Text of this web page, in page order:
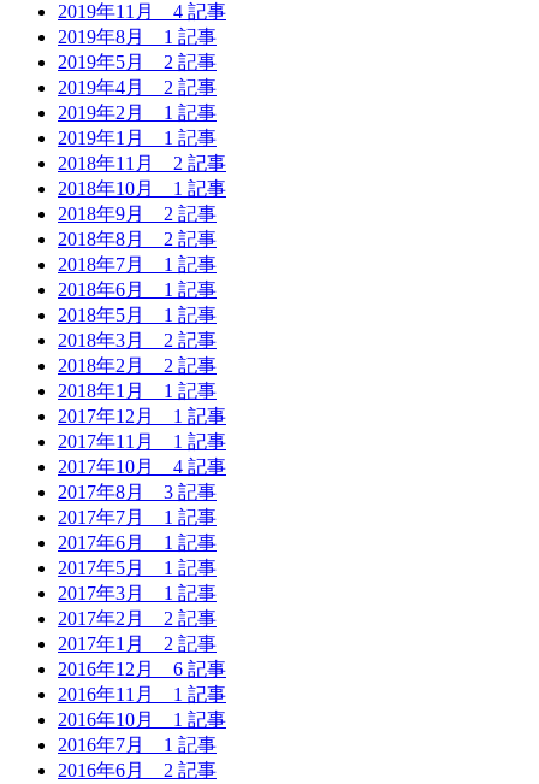
2019年11月 4 記事
2019年8月 1 記事
2019年5月 2 記事
2019年4月 2 記事
2019年2月 1 記事
2019年1月 1 記事
2018年11月 2 記事
2018年10月 1 記事
2018年9月 2 記事
2018年8月 2 記事
2018年7月 1 記事
2018年6月 1 記事
2018年5月 1 記事
2018年3月 2 記事
2018年2月 2 記事
2018年1月 1 記事
2017年12月 1 記事
2017年11月 1 記事
2017年10月 4 記事
2017年8月 3 記事
2017年7月 1 記事
2017年6月 1 記事
2017年5月 1 記事
2017年3月 1 記事
2017年2月 2 記事
2017年1月 2 記事
2016年12月 6 記事
2016年11月 1 記事
2016年10月 1 記事
2016年7月 1 記事
2016年6月 2 記事